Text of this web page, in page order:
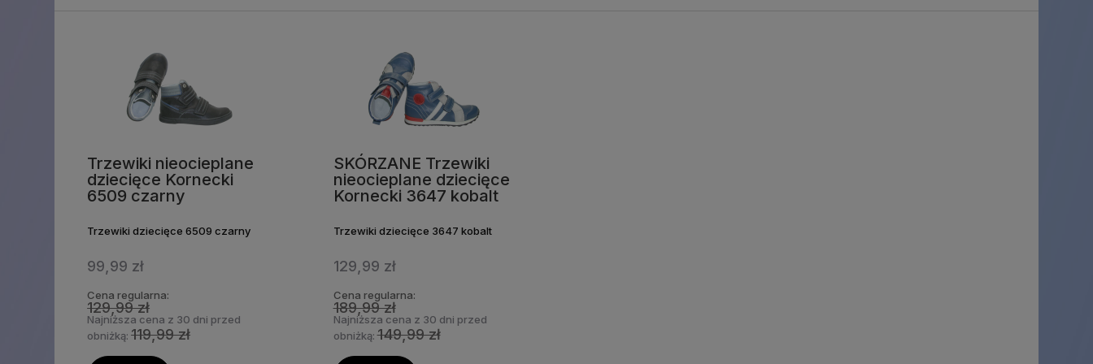
Trzewiki nieocieplane
dziecięce Kornecki
6509 czarny
Trzewiki dziecięce 6509 czarny
99,99 zł
Cena regularna:
129,99 zł
Najniższa cena z 30 dni przed
obniżką:119,99 zł
SKÓRZANE Trzewiki
nieocieplane dziecięce
Kornecki 3647 kobalt
Trzewiki dziecięce 3647 kobalt
129,99 zł
Cena regularna:
189,99 zł
Najniższa cena z 30 dni przed
obniżką:149,99 zł